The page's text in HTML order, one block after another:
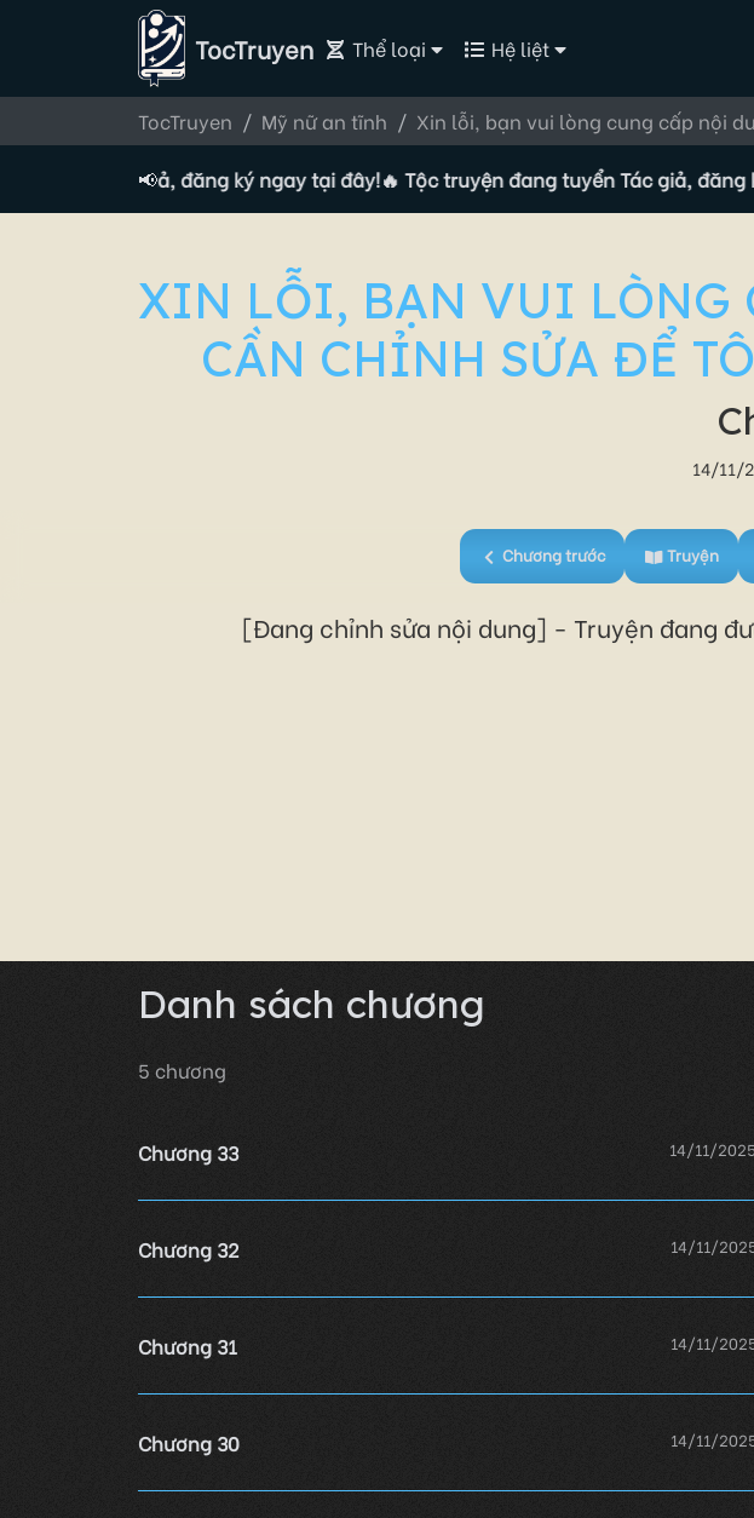
TocTruyen Thể loại Hệ liệt
TocTruyen Mỹ nữ an tĩnh Xin lỗi, bạn vui lòng cung cấp nội
📢
Tác giả, đăng ký ngay tại đây!🔥 Tộc truyện đang tuyển Tác giả, đăng ký
XIN LỖI, BẠN VUI LÒNG
CẦN CHỈNH SỬA ĐỂ
14/11/
Chương trước Truyện
[Đang chỉnh sửa nội dung] - Truyện đang
Danh sách chương
5 chương
Chương 33 14/11/
Chương 32 14/11/
Chương 31 14/11/
Chương 30 14/11/